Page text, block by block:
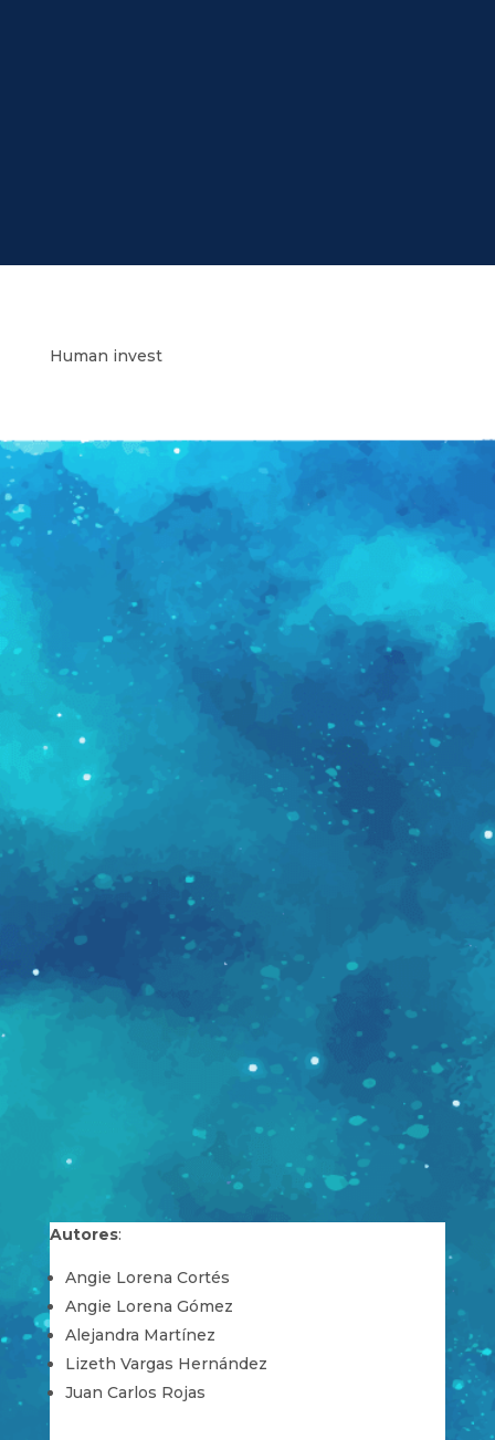
Human invest
Autores:
Angie Lorena Cortés
Angie Lorena Gómez
Alejandra Martínez
Lizeth Vargas Hernández
Juan Carlos Rojas